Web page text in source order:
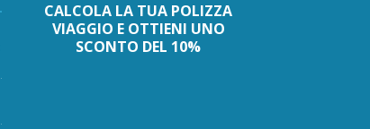
CALCOLA LA TUA POLIZZA
VIAGGIO E OTTIENI UNO
SCONTO DEL 10%